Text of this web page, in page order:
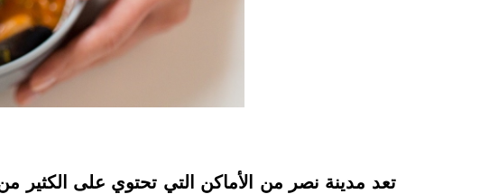
instagramتعد مدينة نصر من الأماكن التي تحتوي على الكثير